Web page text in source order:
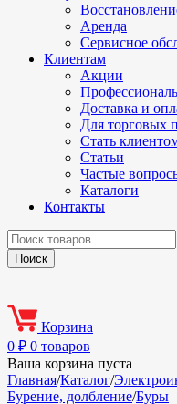
Аренда
Сервисное
Клиентам
Акции
Доставка и
Для торговых
Стать
Статьи
Частые
Каталоги
Контакты
Корзина
0 ₽ 0 товаров
Ваша корзина пуста
Главная/Каталог/
Бурение, долбление/Буры